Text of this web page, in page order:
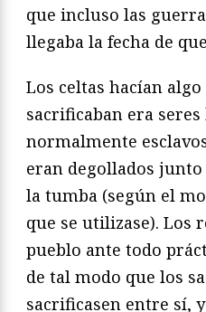
que incluso las
llegaba la fecha de
Los celtas hacían
sacrificaban era
normalmente
eran degollados
la tumba (según el
que se utilizase). Los
pueblo ante todo
de tal modo que los
sacrificasen entre sí,